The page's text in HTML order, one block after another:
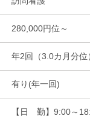
280,000円位～
年2回（3.0カ月分位
有り(年一回)
【日 勤】9:00～